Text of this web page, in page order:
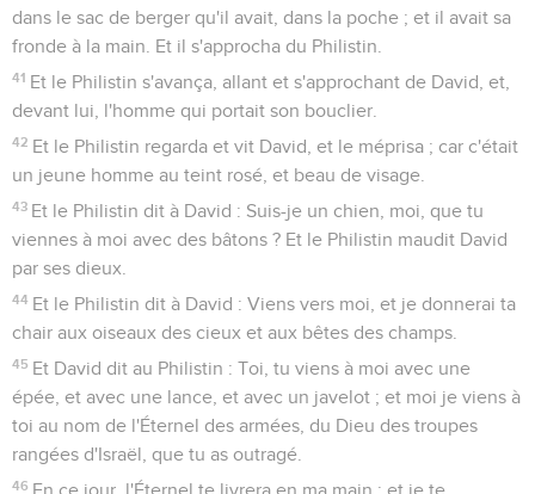
dans le sac de berger qu'il avait, dans la poche ; et il avait sa
fronde à la main. Et il s'approcha du Philistin.
41 Et le Philistin s'avança, allant et s'approchant de David, et,
devant lui, l'homme qui portait son bouclier.
42 Et le Philistin regarda et vit David, et le méprisa ; car c'était
un jeune homme au teint rosé, et beau de visage.
43 Et le Philistin dit à David : Suis-je un chien, moi, que tu
viennes à moi avec des bâtons ? Et le Philistin maudit David
par ses dieux.
44 Et le Philistin dit à David : Viens vers moi, et je donnerai ta
chair aux oiseaux des cieux et aux bêtes des champs.
45 Et David dit au Philistin : Toi, tu viens à moi avec une
épée, et avec une lance, et avec un javelot ; et moi je viens à
toi au nom de l'Éternel des armées, du Dieu des troupes
rangées d'Israël, que tu as outragé.
46 En ce jour, l'Éternel te livrera en ma main ; et je te